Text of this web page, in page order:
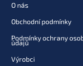
Kč
O nás
Obchodní podmínky
Podmínky ochrany
údajů
Výrobci